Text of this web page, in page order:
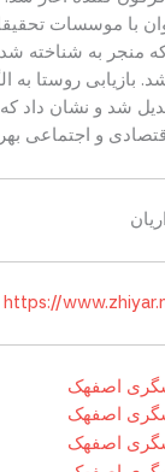
با موسسات
منجر به شناخته
روستا به
شد و نشان داد
و اجتماعی
https://